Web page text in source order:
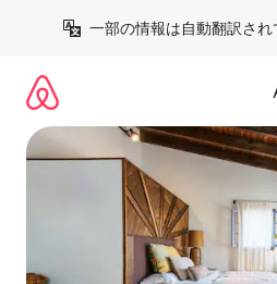
一部の情報は自動翻訳され